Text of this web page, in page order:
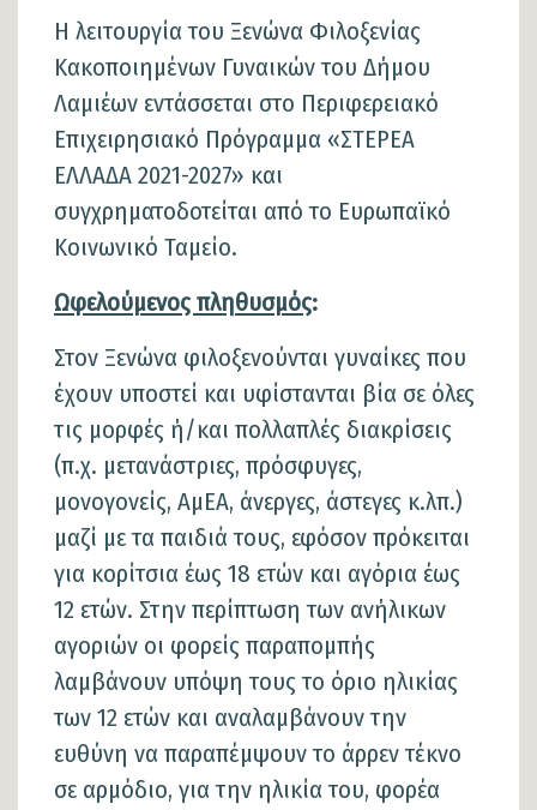
Η λειτουργία του Ξενώνα Φιλοξενίας
Κακοποιημένων Γυναικών του Δήμου
Λαμιέων εντάσσεται στο Περιφερειακό
Επιχειρησιακό Πρόγραμμα «ΣΤΕΡΕΑ
ΕΛΛΑΔΑ 2021-2027» και
συγχρηματοδοτείται από το Ευρωπαϊκό
Κοινωνικό Ταμείο.
Ωφελούμενος πληθυσμός:
Στον Ξενώνα φιλοξενούνται γυναίκες που
έχουν υποστεί και υφίστανται βία σε όλες
τις μορφές ή/και πολλαπλές διακρίσεις
(π.χ. μετανάστριες, πρόσφυγες,
μονογονείς, ΑμΕΑ, άνεργες, άστεγες κ.λπ.)
μαζί με τα παιδιά τους, εφόσον πρόκειται
για κορίτσια έως 18 ετών και αγόρια έως
12 ετών. Στην περίπτωση των ανήλικων
αγοριών οι φορείς παραπομπής
λαμβάνουν υπόψη τους το όριο ηλικίας
των 12 ετών και αναλαμβάνουν την
ευθύνη να παραπέμψουν το άρρεν τέκνο
σε αρμόδιο, για την ηλικία του, φορέα